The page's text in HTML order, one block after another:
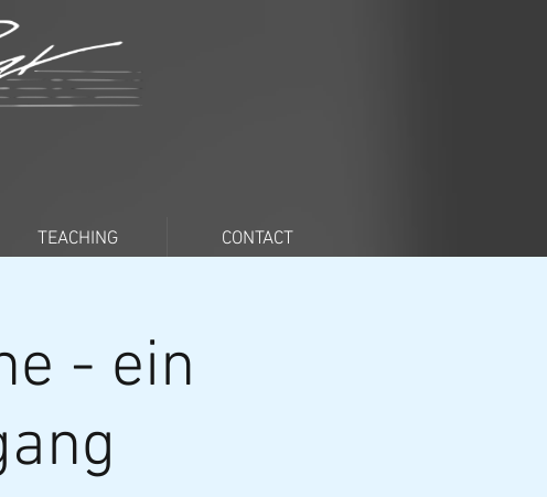
TEACHING CONTACT
- ein